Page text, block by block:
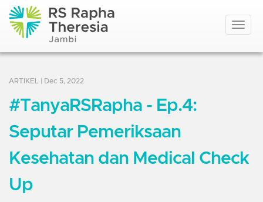
Toggle
ARTIKEL | Dec 5, 2022
#TanyaRSRapha - Ep.4:
Seputar Pemeriksaan
Kesehatan dan Medical Check
Up